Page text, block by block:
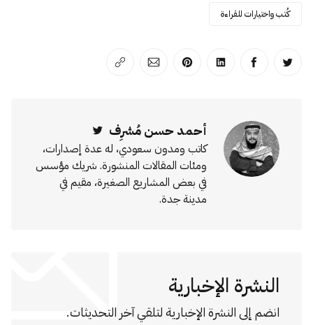
كُتب واختيارات للقراءة
انشر على تويترانشر على الفيسبوك
انشر على لينكد إن
انشر على بينترست
انشر على الإيميل
انسخ الرابط
أحمد حسن مُشرِف
كاتب ومدون سعودي، له عدة إصدارات،
ومئات المقالات المنشورة. شريك مؤسس
في بعض المشاريع الصغيرة، مقيم في
مدينة جدة.
النشرة الإخبارية
انضم إلى النشرة الإخبارية لتلقي آخر التحديثات.